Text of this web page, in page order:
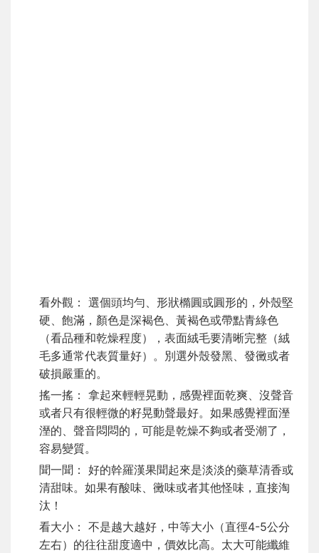
看外觀： 選個頭均勻、形狀橢圓或圓形的，外殼堅
硬、飽滿，顏色是深褐色、黃褐色或帶點青綠色
（看品種和乾燥程度），表面絨毛要清晰完整（絨
毛多通常代表質量好）。別選外殼發黑、發黴或者
破損嚴重的。
搖一搖： 拿起來輕輕晃動，感覺裡面乾爽、沒聲音
或者只有很輕微的籽晃動聲最好。如果感覺裡面溼
溼的、聲音悶悶的，可能是乾燥不夠或者受潮了，
容易變質。
聞一聞： 好的幹羅漢果聞起來是淡淡的藥草清香或
清甜味。如果有酸味、黴味或者其他怪味，直接淘
汰！
看大小： 不是越大越好，中等大小（直徑4-5公分
左右）的往往甜度適中，價效比高。太大可能纖維